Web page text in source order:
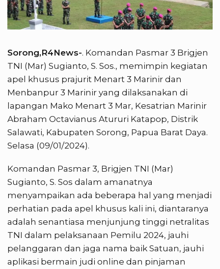
Sorong,R4News-. Komandan Pasmar 3 Brigjen
TNI (Mar) Sugianto, S. Sos., memimpin kegiatan
apel khusus prajurit Menart 3 Marinir dan
Menbanpur 3 Marinir yang dilaksanakan di
lapangan Mako Menart 3 Mar, Kesatrian Marinir
Abraham Octavianus Atururi Katapop, Distrik
Salawati, Kabupaten Sorong, Papua Barat Daya.
Selasa (09/01/2024).
Komandan Pasmar 3, Brigjen TNI (Mar)
Sugianto, S. Sos dalam amanatnya
menyampaikan ada beberapa hal yang menjadi
perhatian pada apel khusus kali ini, diantaranya
adalah senantiasa menjunjung tinggi netralitas
TNI dalam pelaksanaan Pemilu 2024, jauhi
pelanggaran dan jaga nama baik Satuan, jauhi
aplikasi bermain judi online dan pinjaman